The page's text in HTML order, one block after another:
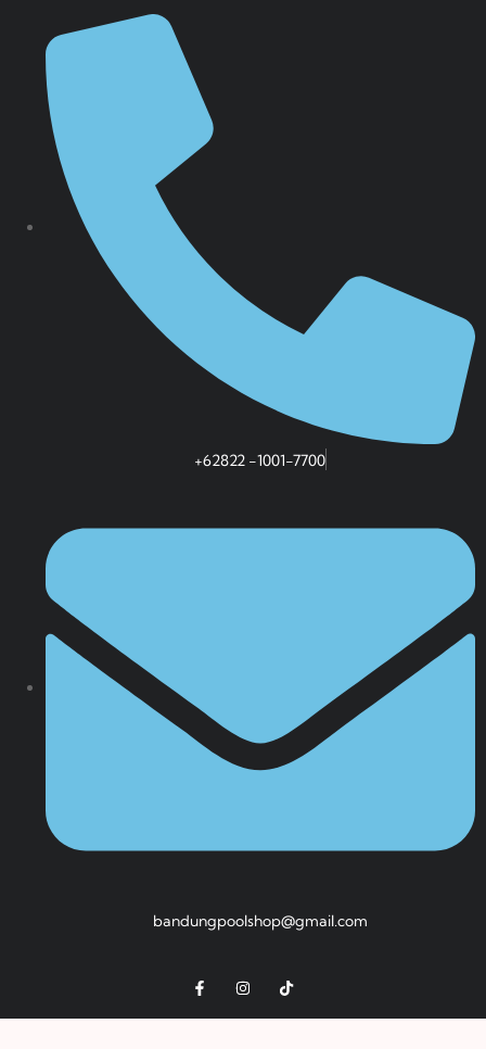
+62822 -1001-7700
bandungpoolshop@gmail.com